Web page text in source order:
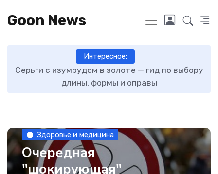
Goon News
Интересное:
Серьги с изумрудом в золоте — гид по выбору
длины, формы и оправы
Здоровье и медицина
Очередная
"шокирующая"